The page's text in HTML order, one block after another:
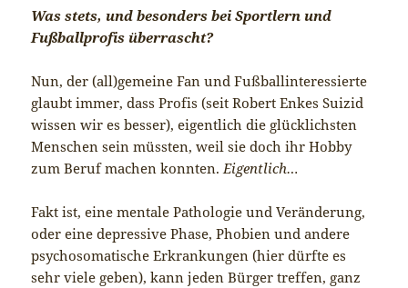
Was stets, und besonders bei Sportlern und
Fußballprofis überrascht?
Nun, der (all)gemeine Fan und Fußballinteressierte
glaubt immer, dass Profis (seit Robert Enkes Suizid
wissen wir es besser), eigentlich die glücklichsten
Menschen sein müssten, weil sie doch ihr Hobby
zum Beruf machen konnten.Eigentlich…
Fakt ist, eine mentale Pathologie und Veränderung,
oder eine depressive Phase, Phobien und andere
psychosomatische Erkrankungen (hier dürfte es
sehr viele geben), kann jeden Bürger treffen, ganz